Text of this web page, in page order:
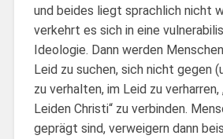
und beides liegt sprachlich nicht
verkehrt es sich in eine
Ideologie. Dann werden
Leid zu suchen, sich nicht gegen
zu verhalten, im Leid zu
Leiden Christi“ zu verbinden.
geprägt sind, verweigern dann